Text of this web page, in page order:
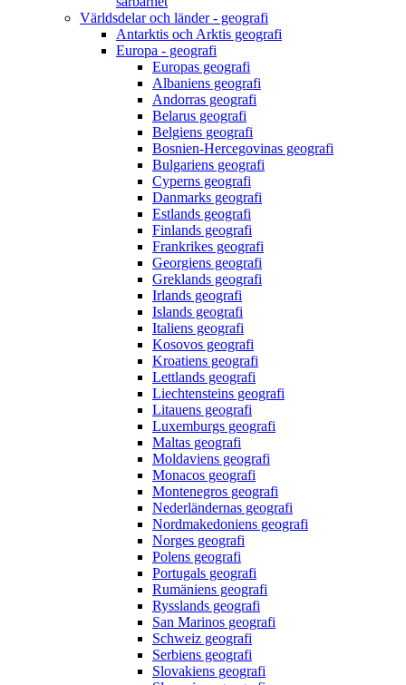
Världsdelar och länder - geografi
Antarktis och Arktis geografi
Europa - geografi
Europas geografi
Albaniens geografi
Andorras geografi
Belarus geografi
Belgiens geografi
Bosnien-Hercegovinas geografi
Bulgariens geografi
Cyperns geografi
Danmarks geografi
Estlands geografi
Finlands geografi
Frankrikes geografi
Georgiens geografi
Greklands geografi
Irlands geografi
Islands geografi
Italiens geografi
Kosovos geografi
Kroatiens geografi
Lettlands geografi
Liechtensteins geografi
Litauens geografi
Luxemburgs geografi
Maltas geografi
Moldaviens geografi
Monacos geografi
Montenegros geografi
Nederländernas geografi
Nordmakedoniens geografi
Norges geografi
Polens geografi
Portugals geografi
Rumäniens geografi
Rysslands geografi
San Marinos geografi
Schweiz geografi
Serbiens geografi
Slovakiens geografi